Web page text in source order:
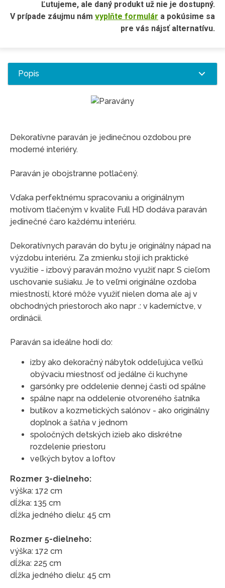
Ľutujeme, ale daný produkt už nie je dostupný.
V prípade záujmu nám vyplňte formulár a pokúsime sa
pre vás nájsť alternatívu.
Popis
Dekoratívne paraván je jedinečnou ozdobou pre
moderné interiéry.
Paraván je obojstranne potlačený.
Vďaka perfektnému spracovaniu a originálnym
motívom tlačeným v kvalite Full HD dodáva paraván
jedinečné čaro každému interiéru.
Dekoratívnych paraván do bytu je originálny nápad na
výzdobu interiéru. Za zmienku stojí ich praktické
využitie - izbový paraván možno využiť napr. S cieľom
uschovanie sušiaku. Je to veľmi originálne ozdoba
miestností, ktoré môže využiť nielen doma ale aj v
obchodných priestoroch ako napr .: v kaderníctve, v
ordinácii.
Paraván sa ideálne hodí do:
izby ako dekoračný nábytok oddeľujúca veľkú
obývaciu miestnosť od jedálne či kuchyne
garsónky pre oddelenie dennej časti od spálne
spálne napr. na oddelenie otvoreného šatníka
butikov a kozmetických salónov - ako originálny
doplnok a šatňa v jednom
spoločných detských izieb ako diskrétne
rozdelenie priestoru
veľkých bytov a loftov
Rozmer 3-dielneho:
výška: 172 cm
dĺžka: 135 cm
dĺžka jedného dielu: 45 cm
Rozmer 5-dielneho:
výška: 172 cm
dĺžka: 225 cm
dĺžka jedného dielu: 45 cm